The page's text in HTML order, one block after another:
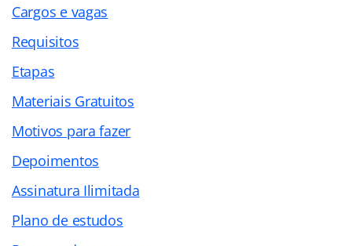
Cargos e vagas
Requisitos
Etapas
Materiais Gratuitos
Motivos para fazer
Depoimentos
Assinatura Ilimitada
Plano de estudos